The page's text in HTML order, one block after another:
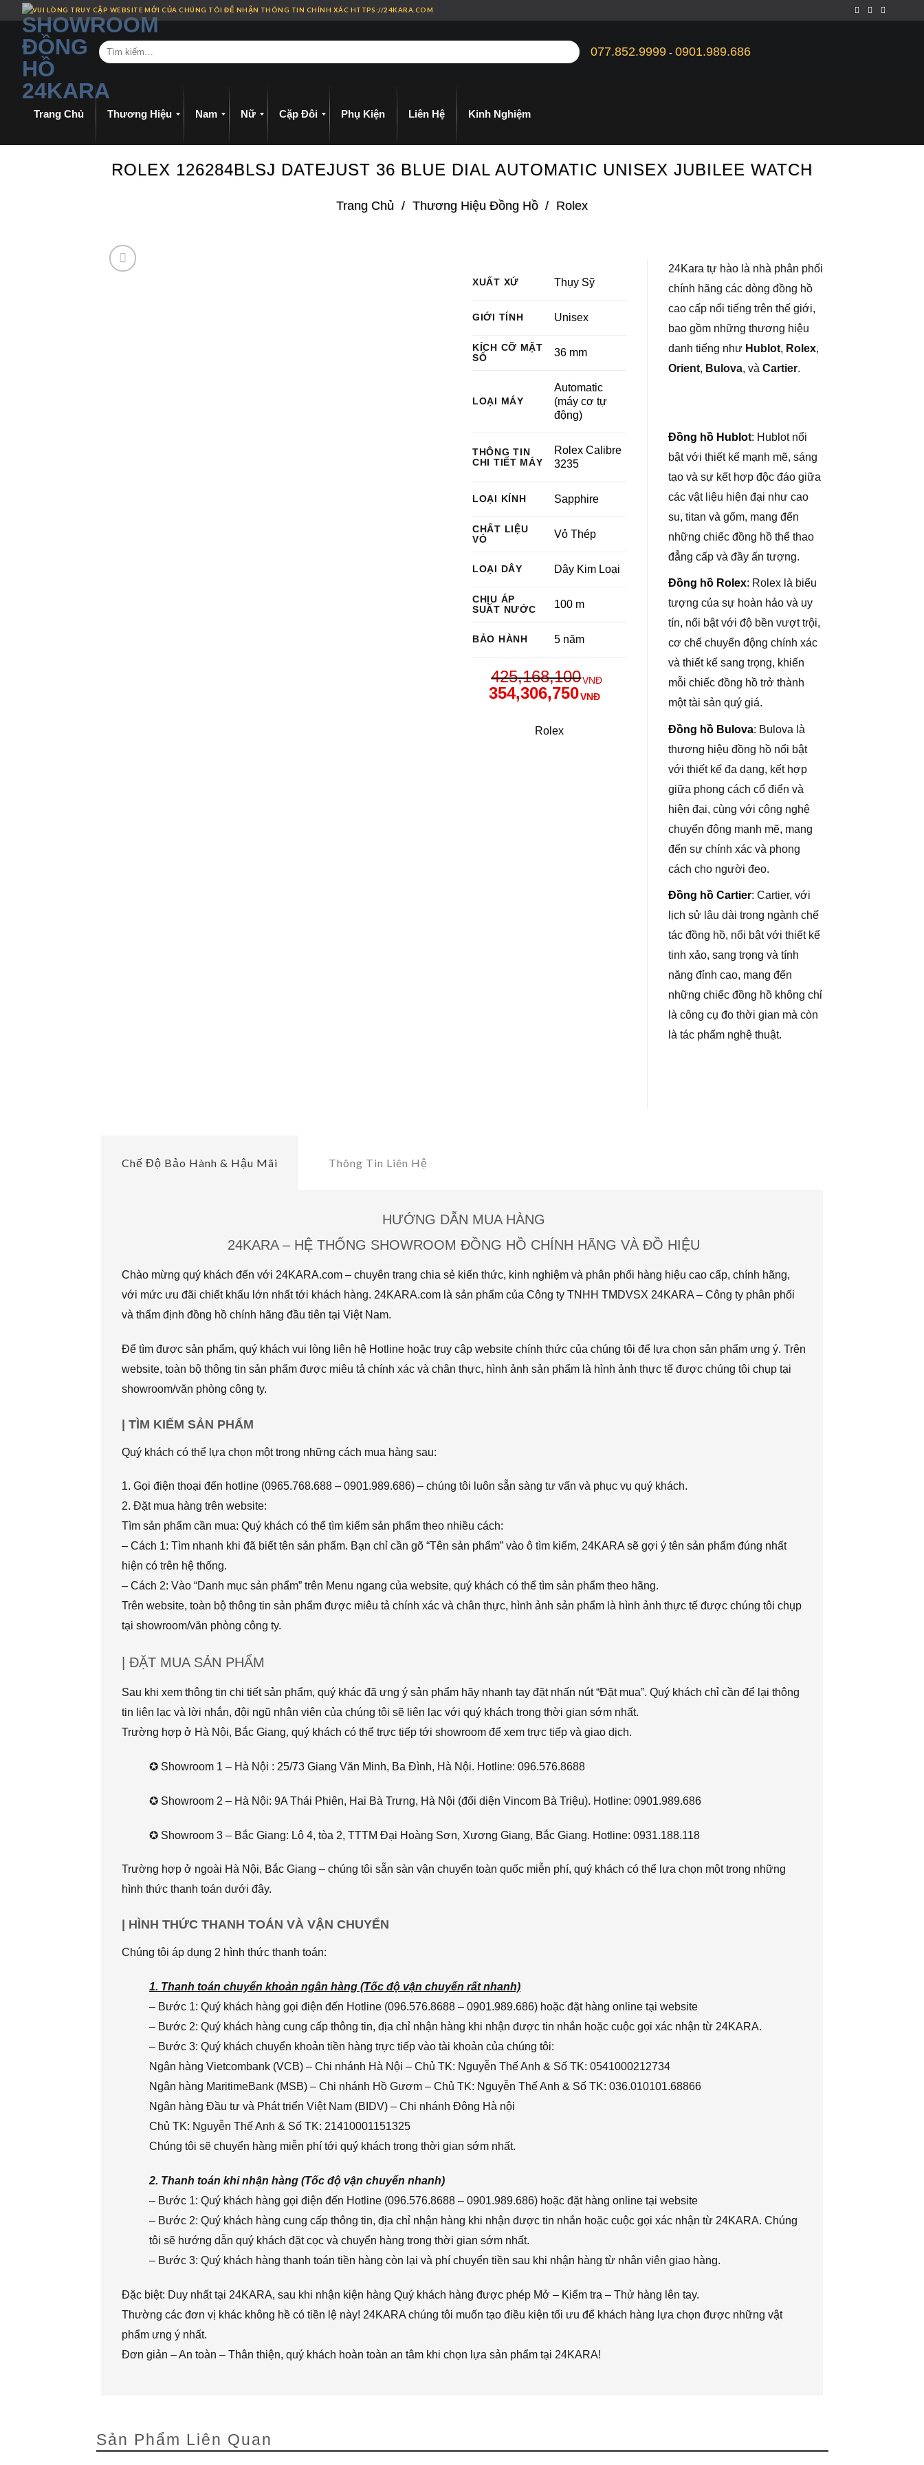
content
VUI LÒNG TRUY CẬP WEBSITE MỚI CỦA CHÚNG TÔI ĐỂ NHẬN THÔNG TIN CHÍNH XÁC HTTPS://24KARA.COM
077.852.9999- 0901.989.686
Trang Chủ Thương Hiệu Nam Nữ Cặp Đôi Phụ Kiện Liên Hệ Kinh Nghiệm
ROLEX 126284BLSJ DATEJUST 36 BLUE DIAL AUTOMATIC UNISEX JUBILEE WATCH
Trang Chủ / Thương Hiệu Đồng Hồ / Rolex
XUẤT XỨ Thụy Sỹ
GIỚI TÍNH Unisex
KÍCH CỠ MẶT
SỐ
36 mm
LOẠI MÁY
Automatic
(máy cơ tự
động)
THÔNG TIN
CHI TIẾT MÁY
Rolex Calibre
3235
LOẠI KÍNH Sapphire
CHẤT LIỆU
VỎ
Vỏ Thép
LOẠI DÂY Dây Kim Loại
CHỊU ÁP
SUẤT NƯỚC
100 m
BẢO HÀNH 5 năm
425,168,100VNĐ
354,306,750VNĐ
Rolex
24Kara tự hào là nhà phân phối
chính hãng các dòng đồng hồ
cao cấp nổi tiếng trên thế giới,
bao gồm những thương hiệu
danh tiếng như Hublot, Rolex,
Orient, Bulova, và Cartier.
Đồng hồ Hublot: Hublot nổi
bật với thiết kế mạnh mẽ, sáng
tạo và sự kết hợp độc đáo giữa
các vật liệu hiện đại như cao
su, titan và gốm, mang đến
những chiếc đồng hồ thể thao
đẳng cấp và đầy ấn tượng.
Đồng hồ Rolex: Rolex là biểu
tượng của sự hoàn hảo và uy
tín, nổi bật với độ bền vượt trội,
cơ chế chuyển động chính xác
và thiết kế sang trọng, khiến
mỗi chiếc đồng hồ trở thành
một tài sản quý giá.
Đồng hồ Bulova: Bulova là
thương hiệu đồng hồ nổi bật
với thiết kế đa dạng, kết hợp
giữa phong cách cổ điển và
hiện đại, cùng với công nghệ
chuyển động mạnh mẽ, mang
đến sự chính xác và phong
cách cho người đeo.
Đồng hồ Cartier: Cartier, với
lịch sử lâu dài trong ngành chế
tác đồng hồ, nổi bật với thiết kế
tinh xảo, sang trọng và tính
năng đỉnh cao, mang đến
những chiếc đồng hồ không chỉ
là công cụ đo thời gian mà còn
là tác phẩm nghệ thuật.
Chế Độ Bảo Hành & Hậu Mãi Thông Tin Liên Hệ
HƯỚNG DẪN MUA HÀNG
24KARA – HỆ THỐNG SHOWROOM ĐỒNG HỒ CHÍNH HÃNG VÀ ĐỒ HIỆU
Chào mừng quý khách đến với 24KARA.com – chuyên trang chia sẻ kiến thức, kinh nghiệm và phân phối hàng hiệu cao cấp, chính hãng,
với mức ưu đãi chiết khấu lớn nhất tới khách hàng. 24KARA.com là sản phẩm của Công ty TNHH TMDVSX 24KARA – Công ty phân phối
và thẩm định đồng hồ chính hãng đầu tiên tại Việt Nam.
Để tìm được sản phẩm, quý khách vui lòng liên hệ Hotline hoặc truy cập website chính thức của chúng tôi để lựa chọn sản phẩm ưng ý. Trên
website, toàn bộ thông tin sản phẩm được miêu tả chính xác và chân thực, hình ảnh sản phẩm là hình ảnh thực tế được chúng tôi chụp tại
showroom/văn phòng công ty.
| TÌM KIẾM SẢN PHẨM
Quý khách có thể lựa chọn một trong những cách mua hàng sau:
1. Gọi điện thoại đến hotline (0965.768.688 – 0901.989.686) – chúng tôi luôn sẵn sàng tư vấn và phục vụ quý khách.
2. Đặt mua hàng trên website:
Tìm sản phẩm cần mua: Quý khách có thể tìm kiếm sản phẩm theo nhiều cách:
– Cách 1: Tìm nhanh khi đã biết tên sản phẩm. Bạn chỉ cần gõ “Tên sản phẩm” vào ô tìm kiếm, 24KARA sẽ gợi ý tên sản phẩm đúng nhất
hiện có trên hệ thống.
– Cách 2: Vào “Danh mục sản phẩm” trên Menu ngang của website, quý khách có thể tìm sản phẩm theo hãng.
Trên website, toàn bộ thông tin sản phẩm được miêu tả chính xác và chân thực, hình ảnh sản phẩm là hình ảnh thực tế được chúng tôi chụp
tại showroom/văn phòng công ty.
| ĐẶT MUA SẢN PHẨM
Sau khi xem thông tin chi tiết sản phẩm, quý khác đã ưng ý sản phẩm hãy nhanh tay đặt nhấn nút “Đặt mua”. Quý khách chỉ cần để lại thông
tin liên lạc và lời nhắn, đội ngũ nhân viên của chúng tôi sẽ liên lạc với quý khách trong thời gian sớm nhất.
Trường hợp ở Hà Nội, Bắc Giang, quý khách có thể trực tiếp tới showroom để xem trực tiếp và giao dịch.
✪ Showroom 1 – Hà Nội : 25/73 Giang Văn Minh, Ba Đình, Hà Nội. Hotline: 096.576.8688
✪ Showroom 2 – Hà Nội: 9A Thái Phiên, Hai Bà Trưng, Hà Nội (đối diện Vincom Bà Triệu). Hotline: 0901.989.686
✪ Showroom 3 – Bắc Giang: Lô 4, tòa 2, TTTM Đại Hoàng Sơn, Xương Giang, Bắc Giang. Hotline: 0931.188.118
Trường hợp ở ngoài Hà Nội, Bắc Giang – chúng tôi sẵn sàn vận chuyển toàn quốc miễn phí, quý khách có thể lựa chọn một trong những
hình thức thanh toán dưới đây.
| HÌNH THỨC THANH TOÁN VÀ VẬN CHUYỂN
Chúng tôi áp dụng 2 hình thức thanh toán:
1. Thanh toán chuyển khoản ngân hàng (Tốc độ vận chuyển rất nhanh)
– Bước 1: Quý khách hàng gọi điện đến Hotline (096.576.8688 – 0901.989.686) hoặc đặt hàng online tại website
– Bước 2: Quý khách hàng cung cấp thông tin, địa chỉ nhận hàng khi nhận được tin nhắn hoặc cuộc gọi xác nhận từ 24KARA.
– Bước 3: Quý khách chuyển khoản tiền hàng trực tiếp vào tài khoản của chúng tôi:
Ngân hàng Vietcombank (VCB) – Chi nhánh Hà Nội – Chủ TK: Nguyễn Thế Anh & Số TK: 0541000212734
Ngân hàng MaritimeBank (MSB) – Chi nhánh Hồ Gươm – Chủ TK: Nguyễn Thế Anh & Số TK: 036.010101.68866
Ngân hàng Đầu tư và Phát triển Việt Nam (BIDV) – Chi nhánh Đông Hà nội
Chủ TK: Nguyễn Thế Anh & Số TK: 21410001151325
Chúng tôi sẽ chuyển hàng miễn phí tới quý khách trong thời gian sớm nhất.
2. Thanh toán khi nhận hàng (Tốc độ vận chuyển nhanh)
– Bước 1: Quý khách hàng gọi điện đến Hotline (096.576.8688 – 0901.989.686) hoặc đặt hàng online tại website
– Bước 2: Quý khách hàng cung cấp thông tin, địa chỉ nhận hàng khi nhận được tin nhắn hoặc cuộc gọi xác nhận từ 24KARA. Chúng
tôi sẽ hướng dẫn quý khách đặt cọc và chuyển hàng trong thời gian sớm nhất.
– Bước 3: Quý khách hàng thanh toán tiền hàng còn lại và phí chuyển tiền sau khi nhận hàng từ nhân viên giao hàng.
Đặc biệt: Duy nhất tại 24KARA, sau khi nhận kiện hàng Quý khách hàng được phép Mở – Kiểm tra – Thử hàng lên tay.
Thường các đơn vị khác không hề có tiền lệ này! 24KARA chúng tôi muốn tạo điều kiện tối ưu để khách hàng lựa chọn được những vật
phẩm ưng ý nhất.
Đơn giản – An toàn – Thân thiện, quý khách hoàn toàn an tâm khi chọn lựa sản phẩm tại 24KARA!
Sản Phẩm Liên Quan